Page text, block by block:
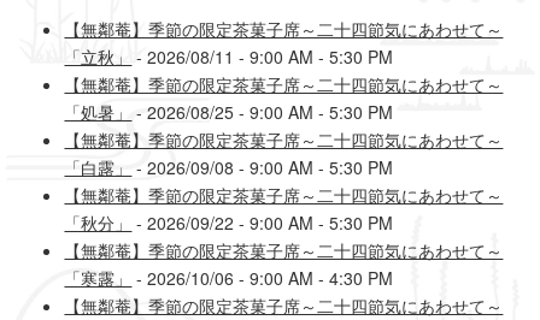
【無鄰菴】季節の限定茶菓子席～二十四節気にあわせて～
「立秋」 - 2026/08/11 - 9:00 AM - 5:30 PM
【無鄰菴】季節の限定茶菓子席～二十四節気にあわせて～
「処暑」 - 2026/08/25 - 9:00 AM - 5:30 PM
【無鄰菴】季節の限定茶菓子席～二十四節気にあわせて～
「白露」 - 2026/09/08 - 9:00 AM - 5:30 PM
【無鄰菴】季節の限定茶菓子席～二十四節気にあわせて～
「秋分」 - 2026/09/22 - 9:00 AM - 5:30 PM
【無鄰菴】季節の限定茶菓子席～二十四節気にあわせて～
「寒露」 - 2026/10/06 - 9:00 AM - 4:30 PM
【無鄰菴】季節の限定茶菓子席～二十四節気にあわせて～